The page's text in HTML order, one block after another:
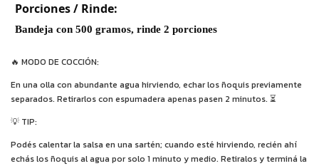
Porciones / Rinde:
Bandeja con 500 gramos, rinde 2 porciones
🔥 MODO DE COCCIÓN:
En una olla con abundante agua hirviendo, echar los ñoquis previamente
separados. Retirarlos con espumadera apenas pasen 2 minutos. ⏳
💡 TIP:
Podés calentar la salsa en una sartén; cuando esté hirviendo, recién ahí
echás los ñoquis al agua por solo 1 minuto y medio. Retiralos y terminá la